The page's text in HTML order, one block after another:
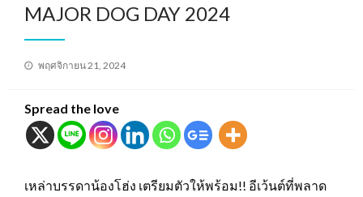
MAJOR DOG DAY 2024
Posted
พฤศจิกายน 21, 2024
Spread the love
เหล่าบรรดาน้องโฮ่ง เตรียมตัวให้พร้อม!! อีเว้นต์ที่พลาด